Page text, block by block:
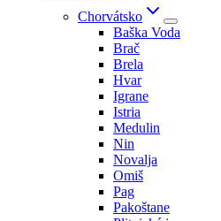
Chorvátsko
Baška Voda
Brač
Brela
Hvar
Igrane
Istria
Medulin
Nin
Novalja
Omiš
Pag
Pakoštane